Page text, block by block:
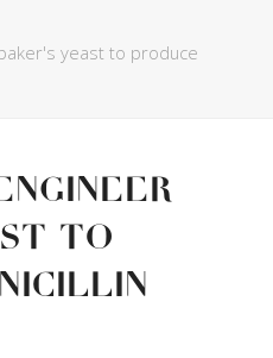
yeast to produce
to